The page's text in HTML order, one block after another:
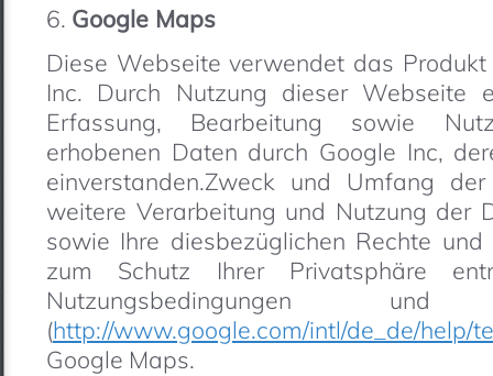
6. Google Maps
Diese Webseite verwendet das
Inc. Durch Nutzung dieser Webseite
Erfassung, Bearbeitung sowie
erhobenen Daten durch Google Inc,
einverstanden.Zweck und Umfang
weitere Verarbeitung und Nutzung der
sowie Ihre diesbezüglichen Rechte und
zum Schutz Ihrer Privatsphäre
Nutzungsbedingungen und
(http://www.google.com/intl/de_de/help/
Google Maps.